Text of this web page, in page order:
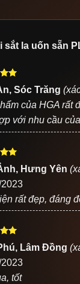
sắt la uốn sẵn
5
Sóc Trăng
của HGA rất
với nhu cầu
Hưng Yên
rất đẹp, đáng
Lâm Đồng
tốt